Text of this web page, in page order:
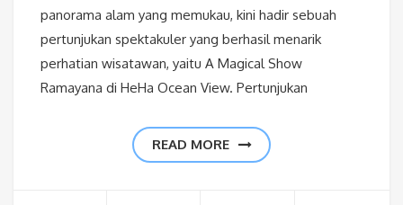
panorama alam yang memukau, kini hadir sebuah
pertunjukan spektakuler yang berhasil menarik
perhatian wisatawan, yaitu A Magical Show
Ramayana di HeHa Ocean View. Pertunjukan
READ MORE